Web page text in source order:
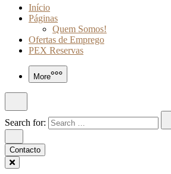
Início
Páginas
Quem Somos!
Ofertas de Emprego
PEX Reservas
More
Search for:
Contacto